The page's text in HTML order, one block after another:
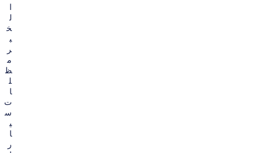
ا
ل
خ
ب
ر
م
ظ
ل
ا
ت
س
ي
ا
ر